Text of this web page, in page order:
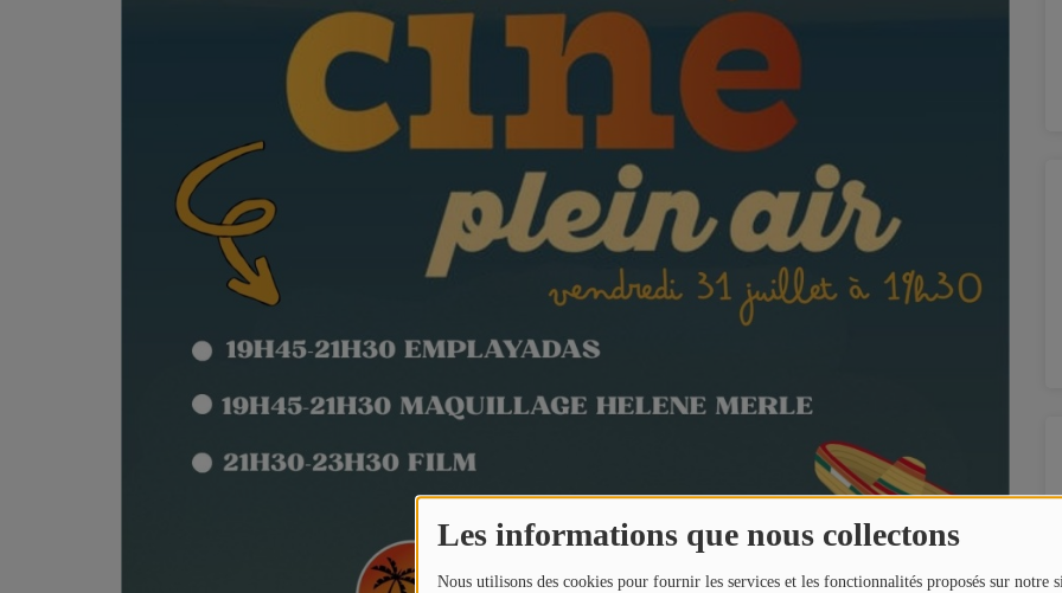
Les informations que nous collectons
Nous utilisons des cookies pour fournir les services et les fonctionnalités proposés sur notre